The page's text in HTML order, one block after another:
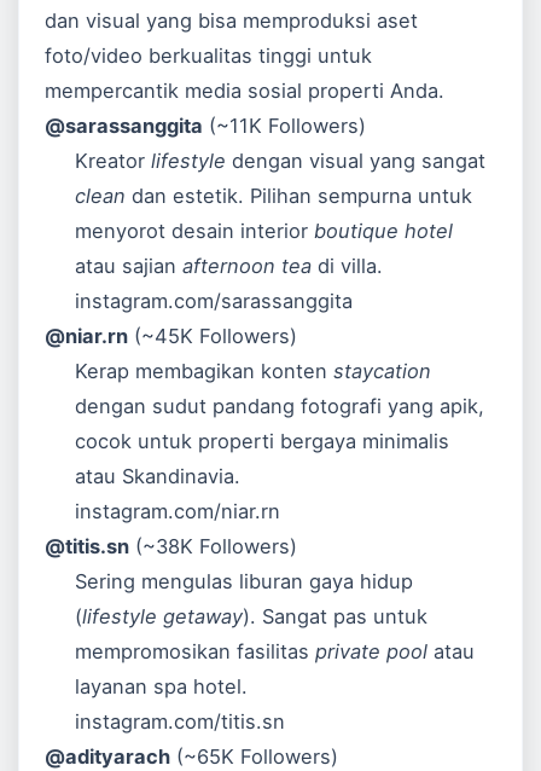
dan visual yang bisa memproduksi aset
foto/video berkualitas tinggi untuk
mempercantik media sosial properti Anda.
@sarassanggita (~11K Followers)
Kreatorlifestyle dengan visual yang sangat
clean dan estetik. Pilihan sempurna untuk
menyorot desain interiorboutique hotel
atau sajianafternoon tea di villa.
instagram.com/sarassanggita
@niar.rn (~45K Followers)
Kerap membagikan kontenstaycation
dengan sudut pandang fotografi yang apik,
cocok untuk properti bergaya minimalis
atau Skandinavia.
instagram.com/niar.rn
@titis.sn (~38K Followers)
Sering mengulas liburan gaya hidup
(lifestyle getaway). Sangat pas untuk
mempromosikan fasilitasprivate pool atau
layanan spa hotel.
instagram.com/titis.sn
@adityarach (~65K Followers)